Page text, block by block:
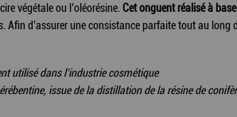
végétale ou l’oléorésine.Cet onguent réalisé à
Afin d’assurer une consistance parfaite tout au long
utilisé dans l’industrie cosmétique
issue de la distillation de la résine de